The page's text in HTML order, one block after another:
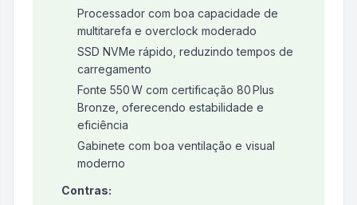
Processador com boa capacidade de
multitarefa e overclock moderado
SSD NVMe rápido, reduzindo tempos de
carregamento
Fonte 550 W com certificação 80 Plus
Bronze, oferecendo estabilidade e
eficiência
Gabinete com boa ventilação e visual
moderno
Contras: